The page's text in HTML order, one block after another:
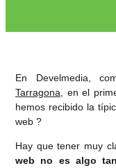
En Develmedia,
Tarragona , en el
hemos recibido la
web ?
Hay que tener muy
web no es algo